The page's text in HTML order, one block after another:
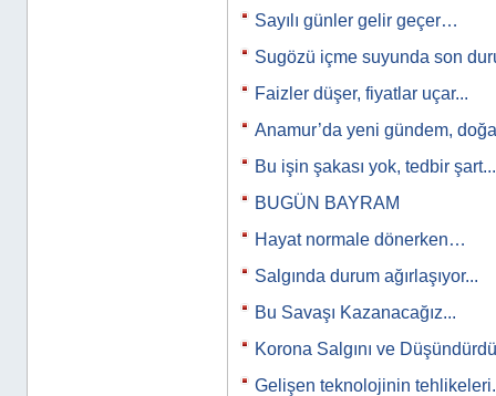
Sayılı günler gelir geçer…
Sugözü içme suyunda son
Faizler düşer, fiyatlar uçar...
Anamur’da yeni gündem,
Bu işin şakası yok, tedbir
BUGÜN BAYRAM
Hayat normale dönerken…
Salgında durum ağırlaşıyor...
Bu Savaşı Kazanacağız...
Korona Salgını ve
Gelişen teknolojinin